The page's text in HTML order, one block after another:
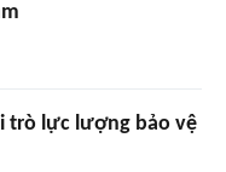
trò lực lượng bảo vệ